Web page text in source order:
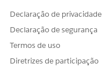
também, você deve
Converter um mapa
Marketing Cloud
Declaração de privacidade
Declaração de segurança
Termos de uso
Diretrizes de participação